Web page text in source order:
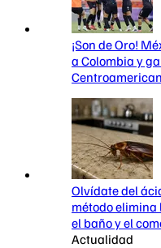
¡Son de Oro!
a Colombia y
Olvídate del
método
el baño y el
Actualidad